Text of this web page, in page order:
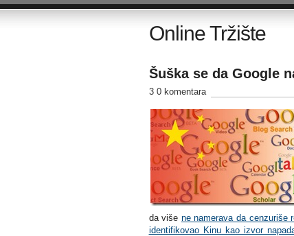
Online Tržište
Šuška se da Google
3 0 komentara
da više ne namerava da cenzuriše
identifikovao Kinu kao izvor